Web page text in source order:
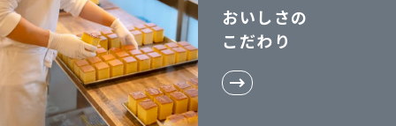
おいしさの
こだわり